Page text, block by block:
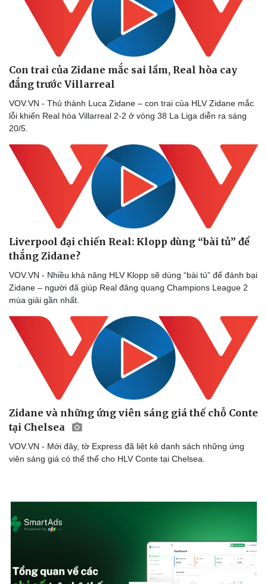
Văn hóa
Giải trí
Con trai của Zidane mắc sai lầm, Real hòa cay
đắng trước Villarreal
VOV.VN - Thủ thành Luca Zidane – con trai của HLV Zidane mắc
lỗi khiến Real hòa Villarreal 2-2 ở vòng 38 La Liga diễn ra sáng
20/5.
Liverpool đại chiến Real: Klopp dùng “bài tủ” để
thắng Zidane?
VOV.VN - Nhiều khả năng HLV Klopp sẽ dùng “bài tủ” để đánh bại
Zidane – người đã giúp Real đăng quang Champions League 2
mùa giải gần nhất.
Zidane và những ứng viên sáng giá thế chỗ Conte
tại Chelsea
VOV.VN - Mới đây, tờ Express đã liệt kê danh sách những ứng
viên sáng giá có thể thể cho HLV Conte tại Chelsea.